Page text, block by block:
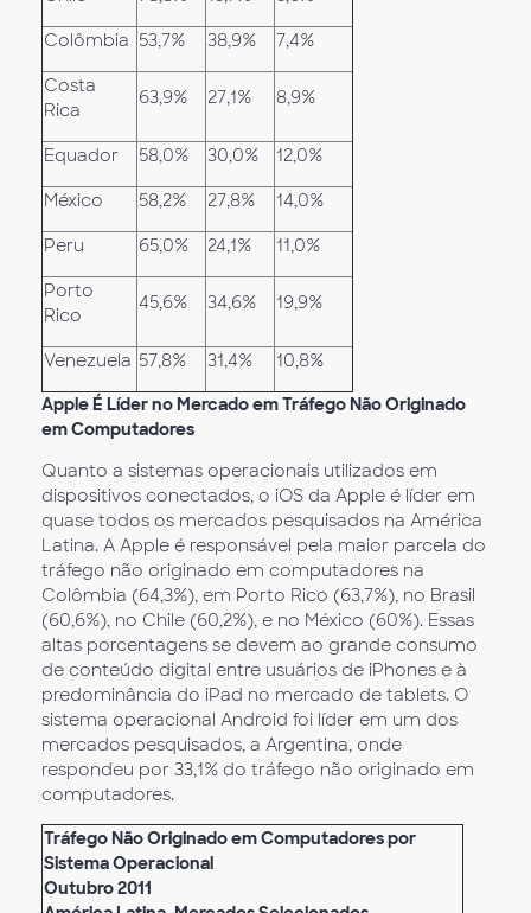
Colômbia 53,7% 38,9% 7,4%
Costa
Rica
63,9% 27,1% 8,9%
Equador 58,0% 30,0% 12,0%
México 58,2% 27,8% 14,0%
Peru 65,0% 24,1% 11,0%
Porto
Rico
45,6% 34,6% 19,9%
Venezuela 57,8% 31,4% 10,8%
Apple É Líder no Mercado em Tráfego Não Originado
em Computadores
Quanto a sistemas operacionais utilizados em
dispositivos conectados, o iOS da Apple é líder em
quase todos os mercados pesquisados na América
Latina. A Apple é responsável pela maior parcela do
tráfego não originado em computadores na
Colômbia (64,3%), em Porto Rico (63,7%), no Brasil
(60,6%), no Chile (60,2%), e no México (60%). Essas
altas porcentagens se devem ao grande consumo
de conteúdo digital entre usuários de iPhones e à
predominância do iPad no mercado de tablets. O
sistema operacional Android foi líder em um dos
mercados pesquisados, a Argentina, onde
respondeu por 33,1% do tráfego não originado em
computadores.
Tráfego Não Originado em Computadores por
Sistema Operacional
Outubro 2011